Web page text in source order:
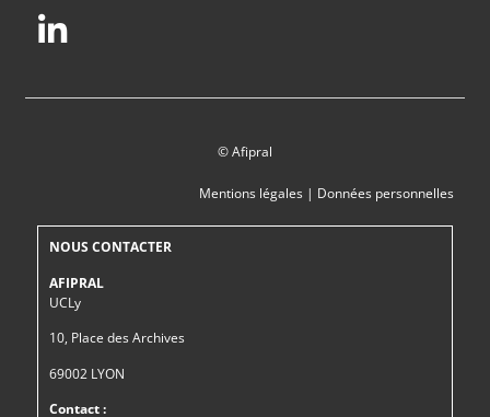
© Afipral
Mentions légales| Données personnelles
NOUS CONTACTER
AFIPRAL
UCLy
10, Place des Archives
69002 LYON
Contact :